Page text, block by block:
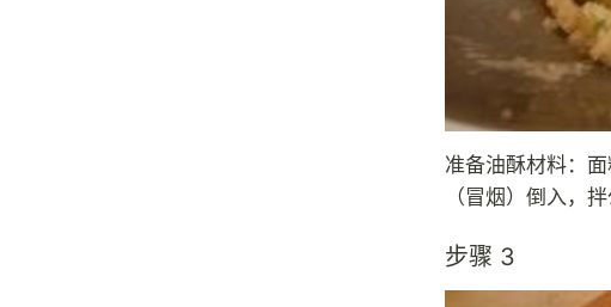
准备油酥材料：
（冒烟）倒入，
步骤 3